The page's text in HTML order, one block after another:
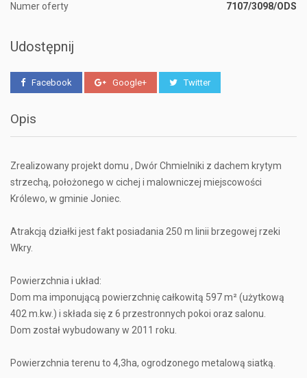
Numer oferty 7107/3098/ODS
Udostępnij
Facebook Google+ Twitter
Opis
Zrealizowany projekt domu , Dwór Chmielniki z dachem krytym
strzechą, położonego w cichej i malowniczej miejscowości
Królewo, w gminie Joniec.
Atrakcją działki jest fakt posiadania 250 m linii brzegowej rzeki
Wkry.
Powierzchnia i układ:
Dom ma imponującą powierzchnię całkowitą 597 m² (użytkową
402 m.kw.) i składa się z 6 przestronnych pokoi oraz salonu.
Dom został wybudowany w 2011 roku.
Powierzchnia terenu to 4,3ha, ogrodzonego metalową siatką.